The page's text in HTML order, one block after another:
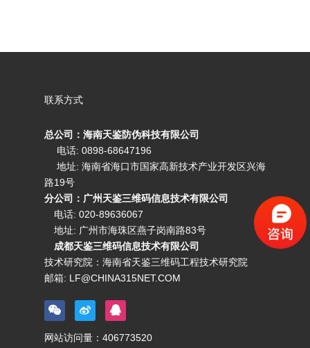
联系方式
总公司：海南天鉴防伪科技有限公司
电话: 0898-68647196
地址: 海南省海口市国家高新技术产业开发区兴海
路19号
分公司：广州天鉴三维码信息技术有限公司
电话: 020-89636067
地址: 广州市海珠区燕子岗南路83号
成都天鉴三维码信息技术有限公司
技术研究院：海南省天鉴三维码工程技术研究院
邮箱: LF@CHINA315NET.COM
网站访问量： 406773520